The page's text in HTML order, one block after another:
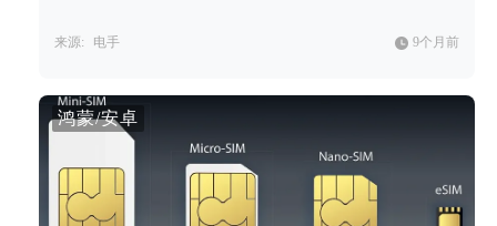
来源: 电手 9个月前
鸿蒙/安卓